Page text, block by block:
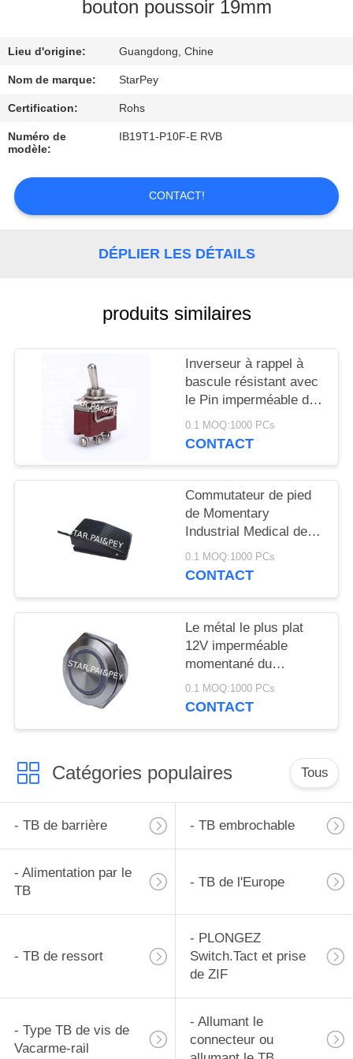
DE
LA
QUALITÉ
CONTACT
DEMANDE
SOUMISSION
bouton poussoir 19mm
Lieu d'origine: Guangdong, Chine
Nom de marque: StarPey
Certification: Rohs
Numéro de
modèle:
IB19T1-P10F-E RVB
CONTACT!
DÉPLIER LES DÉTAILS
produits similaires
Inverseur à rappel à
bascule résistant avec
le Pin imperméable de
la position 3 de la
couverture 20A 125V
0.1 MOQ:1000 PCs
CONTACT
Commutateur de pied
de Momentary
Industrial Medical de
contrôleur de pied de
commutateur de pied
0.1 MOQ:1000 PCs
CONTACT
Le métal le plus plat
12V imperméable
momentané du
commutateur de bouton
poussoir 22mm
0.1 MOQ:1000 PCs
CONTACT
Catégories populaires Tous
- TB de barrière - TB embrochable
- Alimentation par le
TB
- TB de l'Europe
- TB de ressort
- PLONGEZ
Switch.Tact et prise
de ZIF
- Type TB de vis de
Vacarme-rail
- Allumant le
connecteur ou